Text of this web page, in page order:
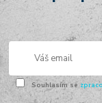
Souhlasím se